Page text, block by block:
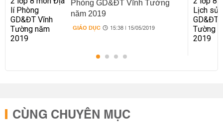
Phòng GD&ĐT Vĩnh Tường
năm 2019
GIÁO DỤC 15:38 | 15/05/2019
CÙNG CHUYÊN MỤC